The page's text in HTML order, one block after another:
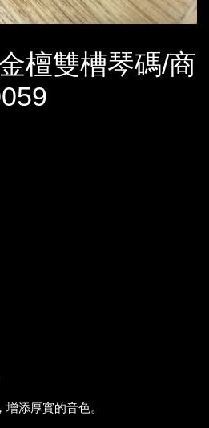
檀雙槽琴碼/商
添厚實的音色。